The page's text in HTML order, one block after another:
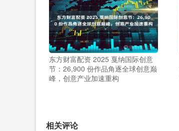
东方财富配资 2025 戛纳国际创意
节：26,900 份作品角逐全球创意巅
峰，创意产业加速重构
相关评论